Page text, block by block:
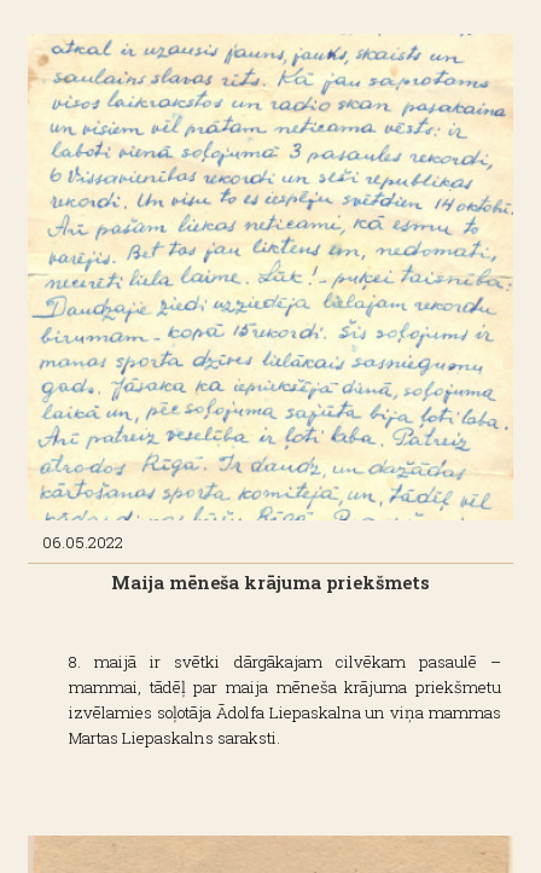
06.05.2022
Maija mēneša krājuma priekšmets
8. maijā ir svētki dārgākajam cilvēkam pasaulē –
mammai, tādēļ par maija mēneša krājuma priekšmetu
izvēlamies soļotāja Ādolfa Liepaskalna un viņa mammas
Martas Liepaskalns saraksti.